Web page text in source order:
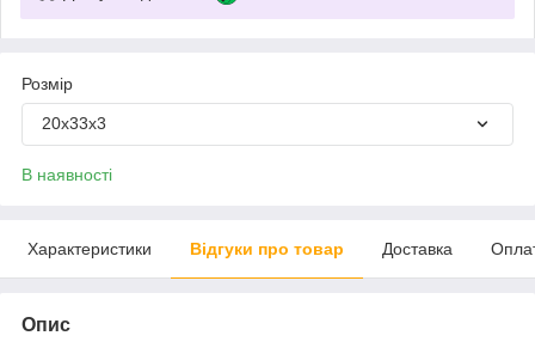
Розмір
20х33х3
В наявності
Характеристики Відгуки про товар Доставка
Опис